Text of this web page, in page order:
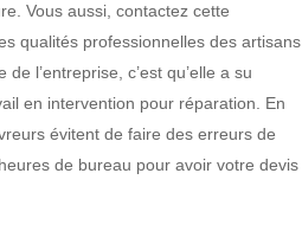
Vous aussi, contactez cette
qualités professionnelles des artisans
l’entreprise, c’est qu’elle a su
en intervention pour réparation. En
évitent de faire des erreurs de
de bureau pour avoir votre devis